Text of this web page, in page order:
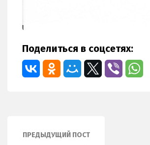
Поделиться в соцсетях:
ПРЕДЫДУЩИЙ ПОСТ